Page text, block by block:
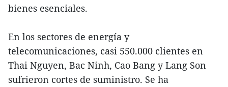
bienes esenciales.
En los sectores de energía y
telecomunicaciones, casi 550.000 clientes en
Thai Nguyen, Bac Ninh, Cao Bang y Lang Son
sufrieron cortes de suministro. Se ha